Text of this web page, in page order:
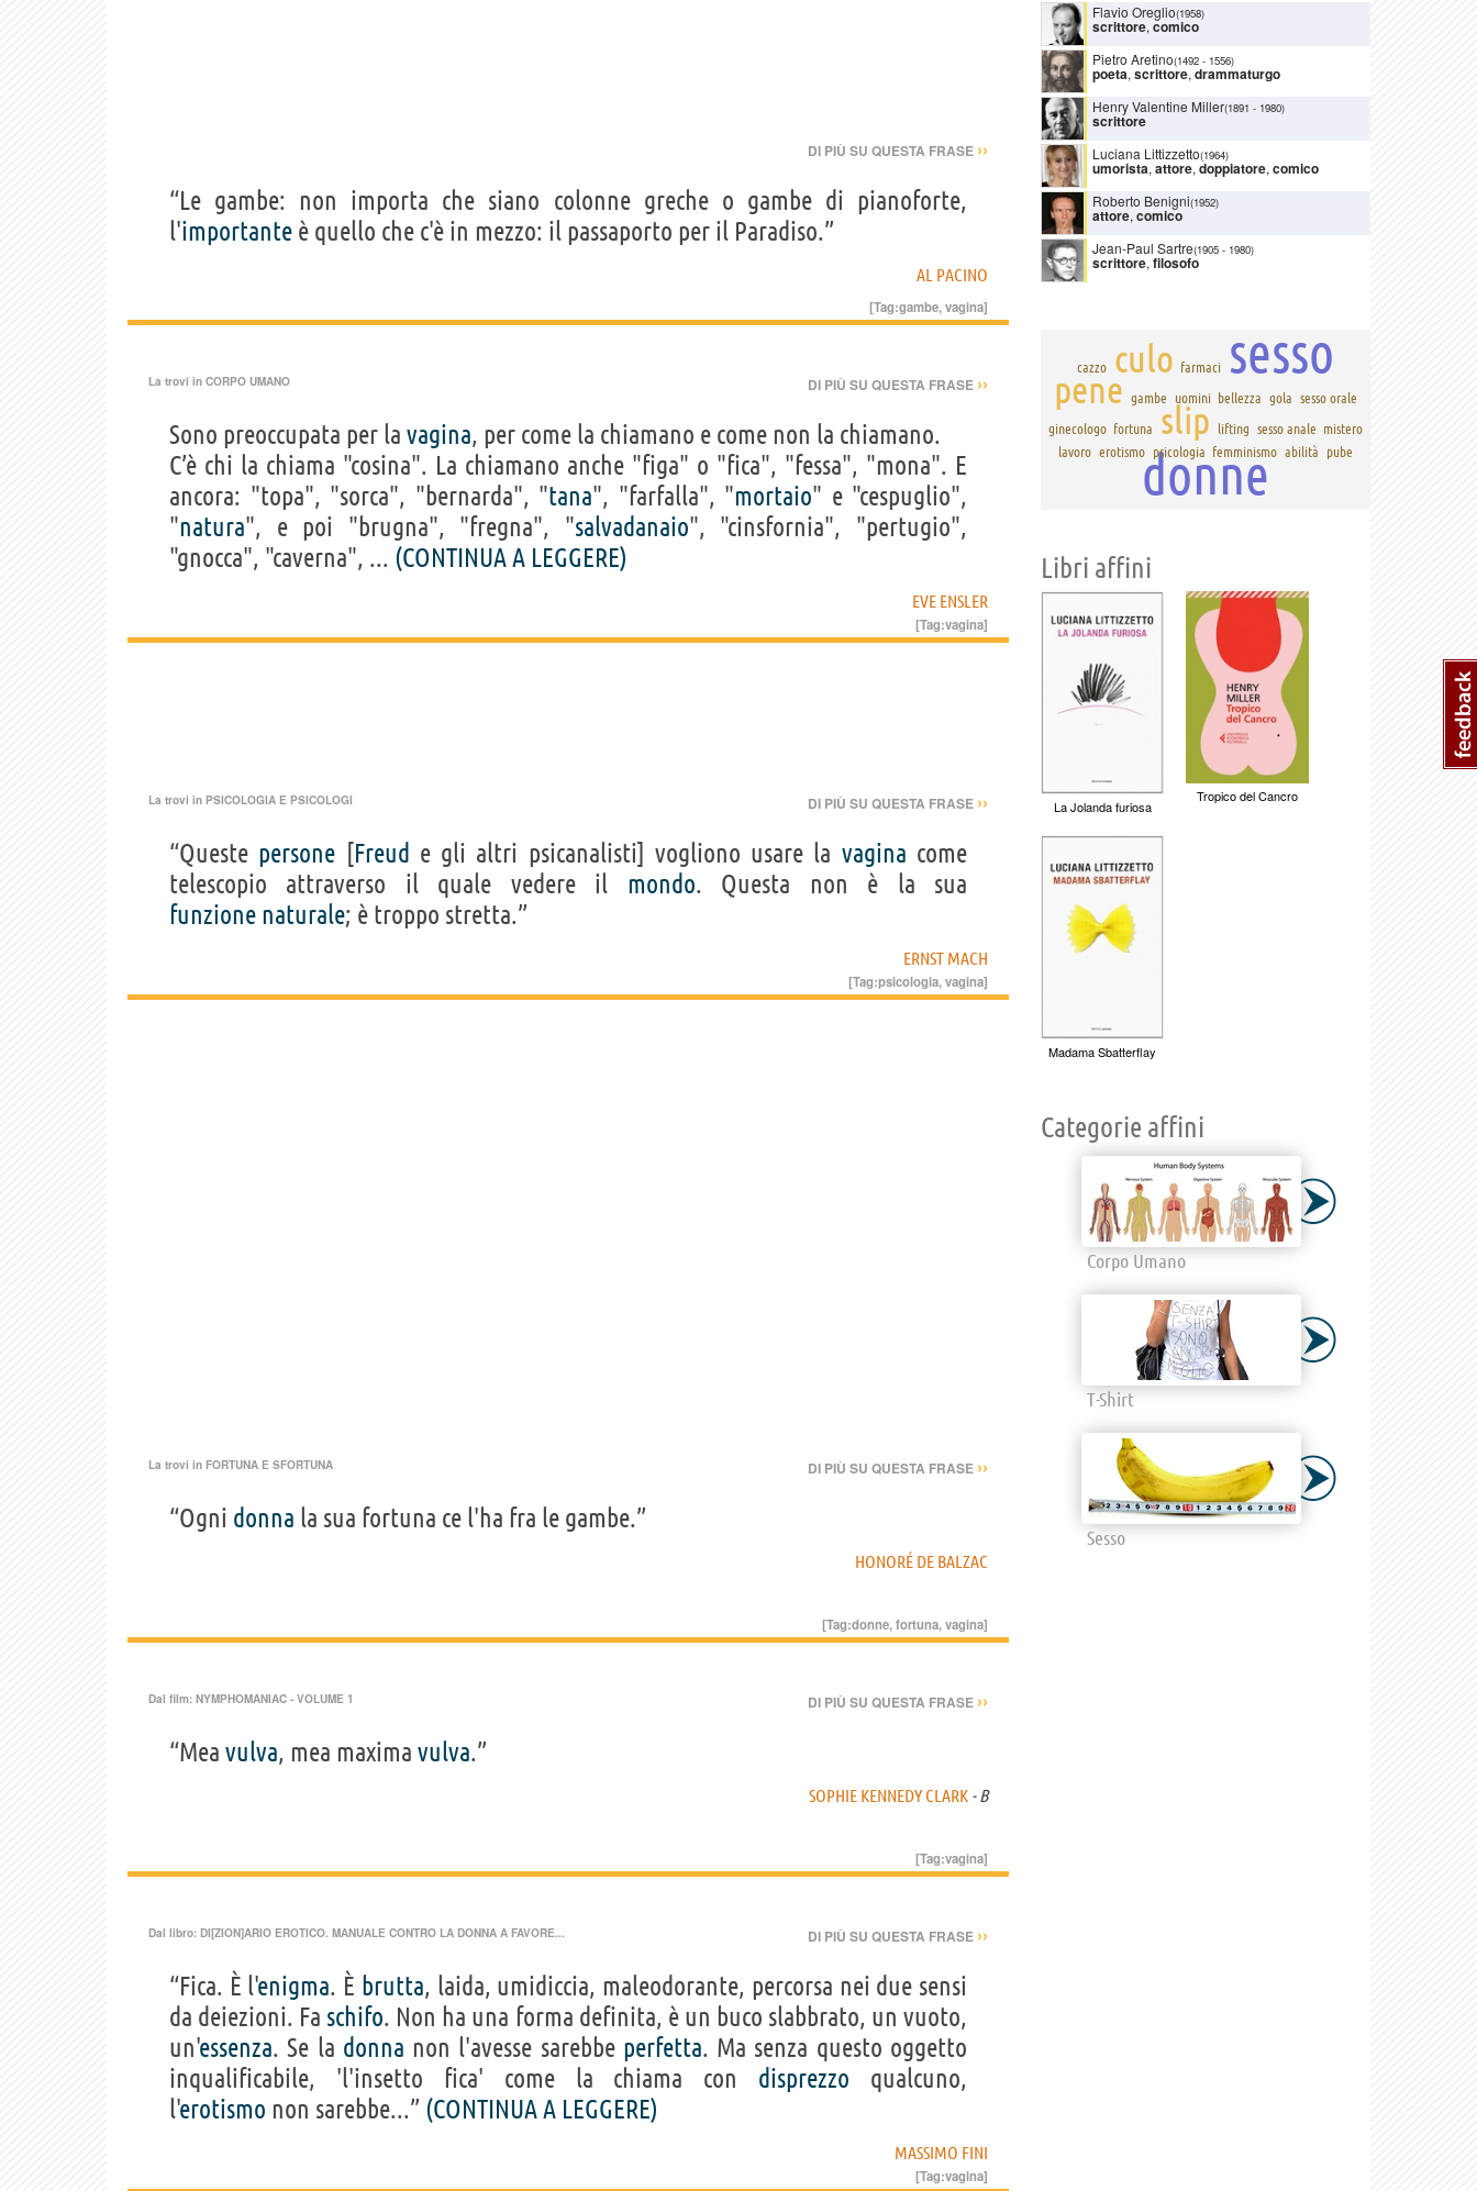
DI PIÙ SU QUESTA FRASE ››
“Le gambe: non importa che siano colonne greche o gambe di pianoforte,
l'importante è quello che c'è in mezzo: il passaporto per il Paradiso.”
AL PACINO
[Tag:gambe,vagina]
La trovi in CORPO UMANO DI PIÙ SU QUESTA FRASE ››
Sono preoccupata per la vagina, per come la chiamano e come non la chiamano.
C’è chi la chiama "cosina". La chiamano anche "figa" o "fica", "fessa", "mona". E
ancora: "topa", "sorca", "bernarda", "tana", "farfalla", "mortaio" e "cespuglio",
"natura", e poi "brugna", "fregna", "salvadanaio", "cinsfornia", "pertugio",
"gnocca", "caverna", ... (CONTINUA A LEGGERE)
EVE ENSLER
[Tag:vagina]
La trovi in PSICOLOGIA E PSICOLOGI DI PIÙ SU QUESTA FRASE ››
“Queste persone [Freud e gli altri psicanalisti] vogliono usare la vagina come
telescopio attraverso il quale vedere il mondo. Questa non è la sua
funzione naturale; è troppo stretta.”
ERNST MACH
[Tag:psicologia,vagina]
La trovi in FORTUNA E SFORTUNA DI PIÙ SU QUESTA FRASE ››
“Ogni donna la sua fortuna ce l'ha fra le gambe.”
HONORÉ DE BALZAC
[Tag:donne,fortuna,vagina]
Dal film: NYMPHOMANIAC - VOLUME 1 DI PIÙ SU QUESTA FRASE ››
“Mea vulva, mea maxima vulva.”
SOPHIE KENNEDY CLARK - B
[Tag:vagina]
Dal libro: DI[ZION]ARIO EROTICO. MANUALE CONTRO LA DONNA A FAVORE... DI PIÙ SU QUESTA FRASE ››
“Fica. È l'enigma. È brutta, laida, umidiccia, maleodorante, percorsa nei due sensi
da deiezioni. Fa schifo. Non ha una forma definita, è un buco slabbrato, un vuoto,
un'essenza. Se la donna non l'avesse sarebbe perfetta. Ma senza questo oggetto
inqualificabile, 'l'insetto fica' come la chiama con disprezzo qualcuno,
l'erotismo non sarebbe...” (CONTINUA A LEGGERE)
MASSIMO FINI
[Tag:vagina]
Flavio Oreglio(1958)
scrittore, comico
Pietro Aretino(1492 - 1556)
poeta, scrittore, drammaturgo
Henry Valentine Miller(1891 - 1980)
scrittore
Luciana Littizzetto(1964)
umorista, attore, doppiatore, comico
Roberto Benigni(1952)
attore, comico
Jean-Paul Sartre(1905 - 1980)
scrittore, filosofo
cazzo culo farmaci sesso
pene gambe uomini bellezza gola sesso orale
ginecologo fortuna slip lifting sesso anale mistero
lavoro erotismo psicologia femminismo abilità pube
donne
Libri affini
La Jolanda furiosa
Tropico del Cancro
Madama Sbatterflay
Categorie affini
Corpo Umano
T-Shirt
Sesso